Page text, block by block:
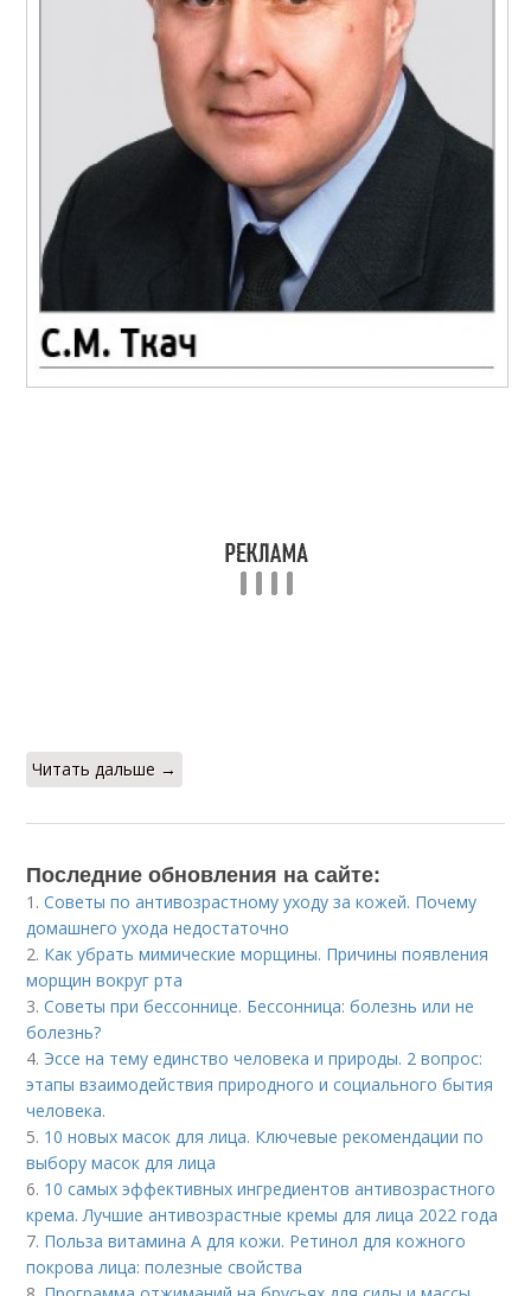
Читать дальше →
Последние обновления на сайте:
1.Советы по антивозрастному уходу за кожей. Почему
домашнего ухода недостаточно
2. Как убрать мимические морщины. Причины появления
морщин вокруг рта
3.Советы при бессоннице. Бессонница: болезнь или не
болезнь?
4. Эссе на тему единство человека и природы. 2 вопрос:
этапы взаимодействия природного и социального бытия
человека.
5. 10 новых масок для лица. Ключевые рекомендации по
выбору масок для лица
6. 10 самых эффективных ингредиентов антивозрастного
крема. Лучшие антивозрастные кремы для лица 2022 года
7. Польза витамина А для кожи. Ретинол для кожного
покрова лица: полезные свойства